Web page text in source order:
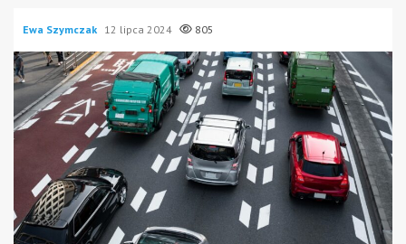
Ewa Szymczak 12 lipca 2024 805